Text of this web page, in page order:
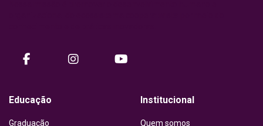
facebookinstagram
Educação
Graduação
Institucional
Quem somos